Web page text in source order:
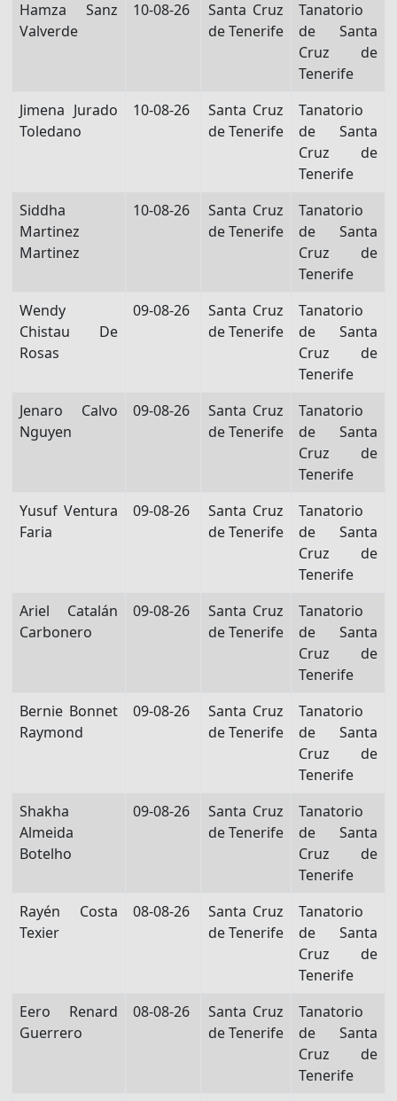
Hamza Sanz
Valverde
10-08-26
Santa Cruz
de Tenerife
Tanatorio
de Santa
Cruz de
Tenerife
Jimena Jurado
Toledano
10-08-26
Santa Cruz
de Tenerife
Tanatorio
de Santa
Cruz de
Tenerife
Siddha
Martinez
Martinez
10-08-26
Santa Cruz
de Tenerife
Tanatorio
de Santa
Cruz de
Tenerife
Wendy
Chistau De
Rosas
09-08-26
Santa Cruz
de Tenerife
Tanatorio
de Santa
Cruz de
Tenerife
Jenaro Calvo
Nguyen
09-08-26
Santa Cruz
de Tenerife
Tanatorio
de Santa
Cruz de
Tenerife
Yusuf Ventura
Faria
09-08-26
Santa Cruz
de Tenerife
Tanatorio
de Santa
Cruz de
Tenerife
Ariel Catalán
Carbonero
09-08-26
Santa Cruz
de Tenerife
Tanatorio
de Santa
Cruz de
Tenerife
Bernie Bonnet
Raymond
09-08-26
Santa Cruz
de Tenerife
Tanatorio
de Santa
Cruz de
Tenerife
Shakha
Almeida
Botelho
09-08-26
Santa Cruz
de Tenerife
Tanatorio
de Santa
Cruz de
Tenerife
Rayén Costa
Texier
08-08-26
Santa Cruz
de Tenerife
Tanatorio
de Santa
Cruz de
Tenerife
Eero Renard
Guerrero
08-08-26
Santa Cruz
de Tenerife
Tanatorio
de Santa
Cruz de
Tenerife